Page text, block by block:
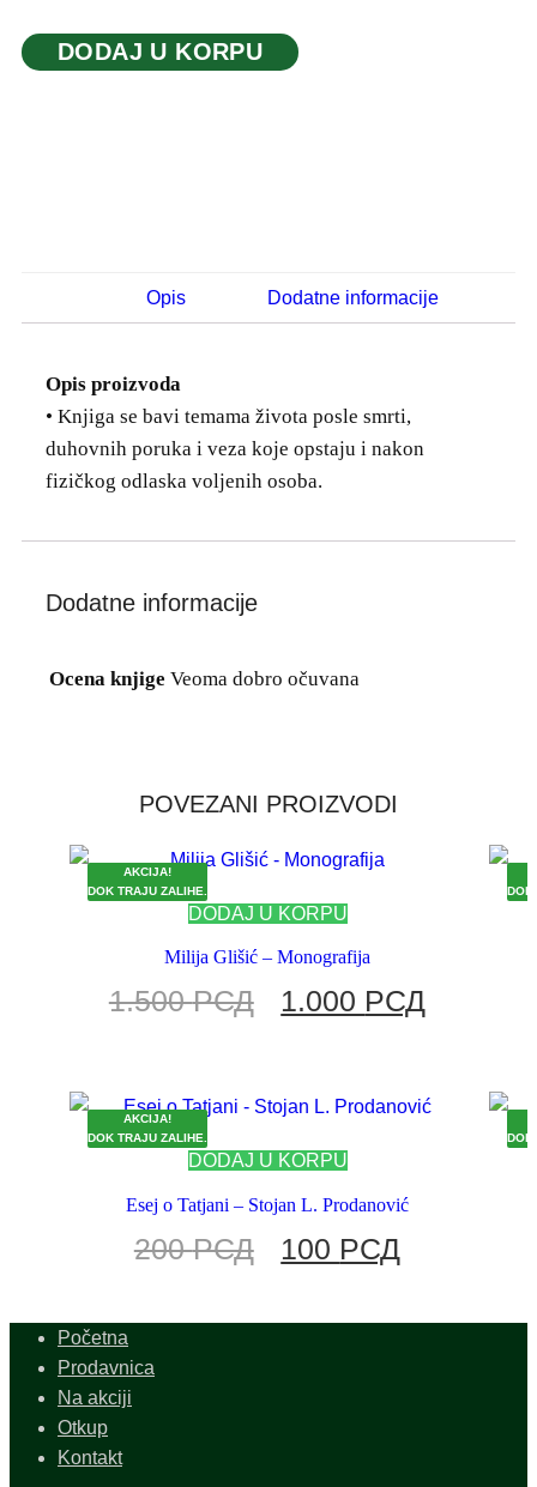
DODAJ U KORPU
Opis Dodatne informacije
Opis proizvoda
• Knjiga se bavi temama života posle smrti,
duhovnih poruka i veza koje opstaju i nakon
fizičkog odlaska voljenih osoba.
Dodatne informacije
Ocena knjige Veoma dobro očuvana
POVEZANI PROIZVODI
AKCIJA!
DOK TRAJU ZALIHE.
DODAJ U KORPU
Milija Glišić – Monografija
1.500РСД 1.000 РСД
DOK
AKCIJA!
DOK TRAJU ZALIHE.
DODAJ U KORPU
Esej o Tatjani – Stojan L. Prodanović
200РСД 100 РСД
Početna
Prodavnica
Na akciji
Otkup
Kontakt